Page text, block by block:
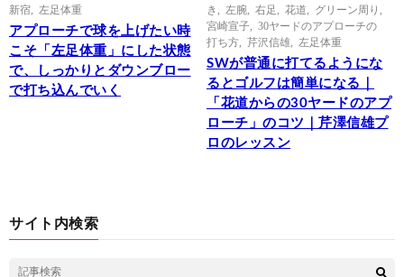
新宿
左足体重
アプローチで球を上げたい時
こそ「左足体重」にした状態
で、しっかりとダウンブロー
で打ち込んでいく
き
左腕 右足 花道 グリーン周り
宮崎宣子
30ヤードのアプローチの
打ち方
芹沢信雄 左足体重
SWが普通に打てるようにな
るとゴルフは簡単になる｜
「花道からの30ヤードのアプ
ローチ」のコツ｜芹澤信雄プ
ロのレッスン
サイト内検索